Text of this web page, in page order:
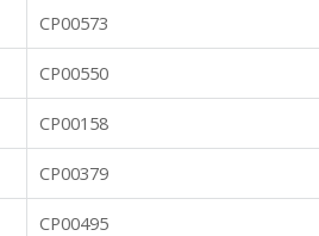
CP00573
CP00550
CP00158
CP00379
CP00495